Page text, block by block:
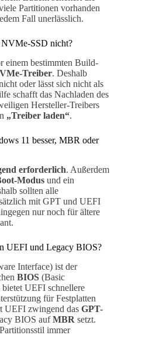
Partitionen vorhanden
Fall unerlässlich.
NVMe-SSD nicht?
einem bestimmten Build-
Treiber. Deshalb
oder lässt sich nicht als
schafft das Nachladen des
Hersteller-Treibers
„Treiber laden“.
11 besser, MBR oder
erforderlich. Außerdem
Modus und ein
sollten alle
mit GPT und UEFI
nur noch für ältere
UEFI und Legacy BIOS?
Interface) ist der
BIOS (Basic
UEFI schnellere
für Festplatten
UEFI zwingend das GPT-
BIOS aufMBR setzt.
immer